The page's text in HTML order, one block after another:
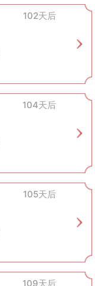
102天后
104天后
105天后
109天后